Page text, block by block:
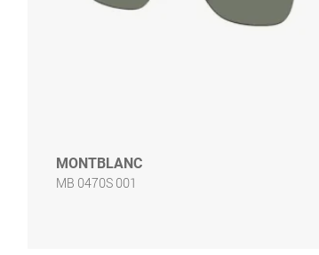
MONTBLANC
MB 0470S 001